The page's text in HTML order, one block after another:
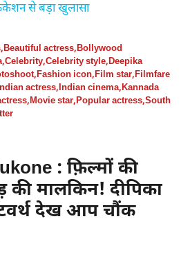
से बड़ा खुलासा
,Beautiful actress,Bollywood
,Celebrity,Celebrity style,Deepika
,Fashion icon,Film star,Filmfare
actress,Indian cinema,Kannada
,Movie star,Popular actress,South
: फ़िल्मों की
की मालकिन! दीपिका
देख आप चौंक